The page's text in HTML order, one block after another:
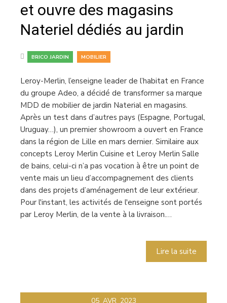
et ouvre des magasins
Nateriel dédiés au jardin
BRICO JARDIN MOBILIER
Leroy-Merlin, l’enseigne leader de l’habitat en France
du groupe Adeo, a décidé de transformer sa marque
MDD de mobilier de jardin Naterial en magasins.
Après un test dans d’autres pays (Espagne, Portugal,
Uruguay…), un premier showroom a ouvert en France
dans la région de Lille en mars dernier. Similaire aux
concepts Leroy Merlin Cuisine et Leroy Merlin Salle
de bains, celui-ci n’a pas vocation à être un point de
vente mais un lieu d’accompagnement des clients
dans des projets d’aménagement de leur extérieur.
Pour l'instant, les activités de l'enseigne sont portés
par Leroy Merlin, de la vente à la livraison.…
Lire la suite
05 AVR 2023